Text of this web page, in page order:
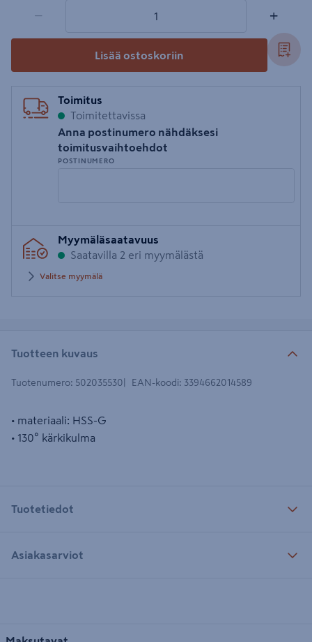
− +
Lisää ostoskoriin
Toimitus
Toimitettavissa
Anna postinumero nähdäksesi
toimitusvaihtoehdot
POSTINUMERO
postinumero
Myymäläsaatavuus
Saatavilla 2 eri myymälästä
Valitse myymälä
Tuotteen kuvaus
Tuotenumero: 502035530 EAN-koodi: 3394662014589
• materiaali: HSS-G
• 130° kärkikulma
Tuotetiedot
Asiakasarviot